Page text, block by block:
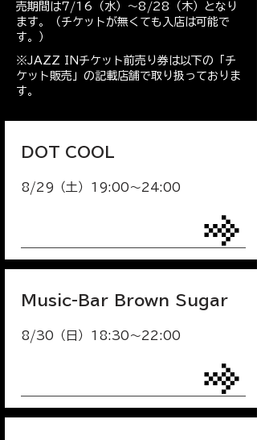
売期間は7/16（水）〜8/28（木）となり
ます。（チケットが無くても入店は可能で
す。）
※JAZZ INチケット前売り券は以下の「チ
ケット販売」の記載店舗で取り扱っておりま
す。
DOT COOL
8/29（土）19:00〜24:00
Music-Bar Brown Sugar
8/30（日）18:30〜22:00